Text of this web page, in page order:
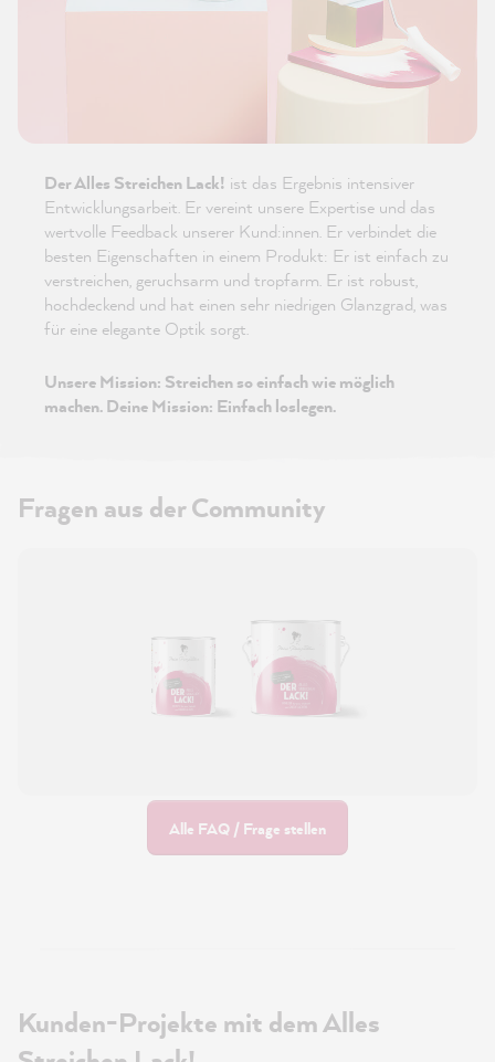
Der Alles Streichen Lack! ist das Ergebnis intensiver
Entwicklungsarbeit. Er vereint unsere Expertise und das
wertvolle Feedback unserer Kund:innen. Er verbindet die
besten Eigenschaften in einem Produkt: Er ist einfach zu
verstreichen, geruchsarm und tropfarm. Er ist robust,
hochdeckend und hat einen sehr niedrigen Glanzgrad, was
für eine elegante Optik sorgt.
Unsere Mission: Streichen so einfach wie möglich
machen. Deine Mission: Einfach loslegen.
Fragen aus der Community
Alle FAQ / Frage stellen
Kunden-Projekte mit dem Alles